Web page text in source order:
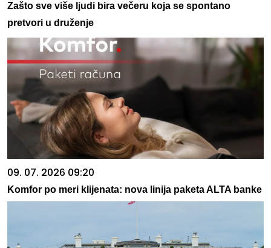
Zašto sve više ljudi bira večeru koja se spontano
pretvori u druženje
09. 07. 2026 09:20
Komfor po meri klijenata: nova linija paketa ALTA banke